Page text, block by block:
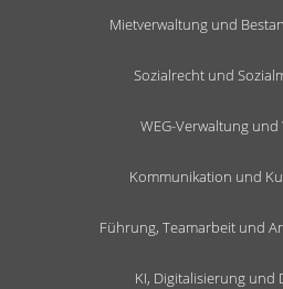
Mietverwaltung und
Sozialrecht und
WEG-Verwaltung und
Kommunikation und
Führung, Teamarbeit und
KI, Digitalisierung und